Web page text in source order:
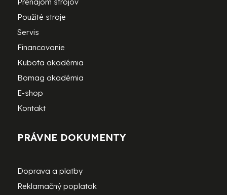
Použité stroje
Servis
Financovanie
Kubota akadémia
Bomag akadémia
E-shop
Kontakt
PRÁVNE DOKUMENTY
Doprava a platby
Reklamačný poplatok